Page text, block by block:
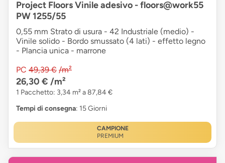
Project Floors Vinile adesivo - floors@work55
PW 1255/55
0,55 mm Strato di usura - 42 Industriale (medio) -
Vinile solido - Bordo smussato (4 lati) - effetto legno
- Plancia unica - marrone
PC 49,39 € /m²
26,30 € /m²
1 Pacchetto: 3,34 m² a 87,84 €
Tempi di consegna: 15 Giorni
CAMPIONE
PREMIUM